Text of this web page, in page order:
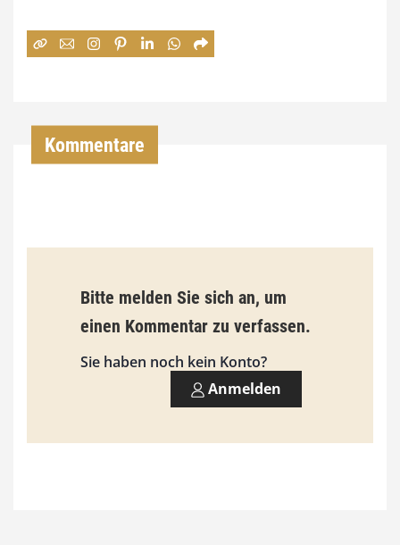
:
€
i
s
9
0
Kommentare
Bitte melden Sie sich an, um
einen Kommentar zu verfassen.
Sie haben noch kein Konto?
Anmelden